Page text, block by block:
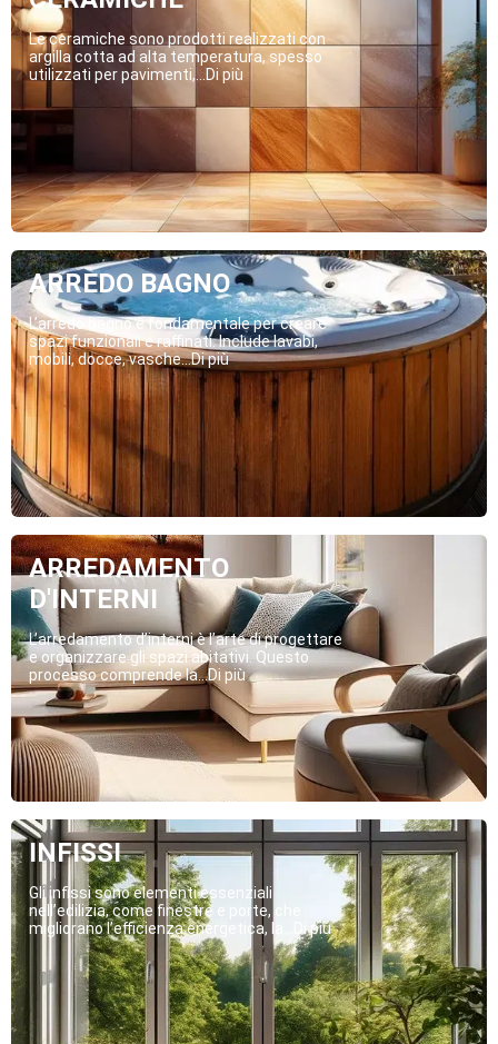
Le ceramiche sono prodotti realizzati con
argilla cotta ad alta temperatura, spesso
utilizzati per pavimenti,...Di più
ARREDO BAGNO
L’arredo bagno è fondamentale per creare
spazi funzionali e raffinati. Include lavabi,
mobili, docce, vasche...Di più
ARREDAMENTO
D'INTERNI
L’arredamento d’interni è l’arte di progettare
e organizzare gli spazi abitativi. Questo
processo comprende la...Di più
INFISSI
Gli infissi sono elementi essenziali
nell’edilizia, come finestre e porte, che
migliorano l’efficienza energetica, la...Di più